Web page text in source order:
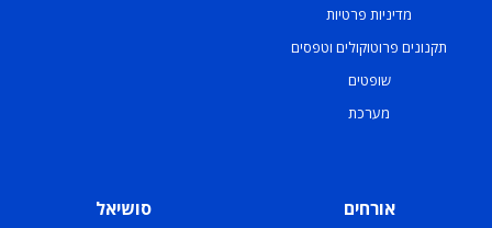
מדיניות פרטיות
תקנונים פרוטוקולים וטפסים
שופטים
מערכת
אורחים סושיאל